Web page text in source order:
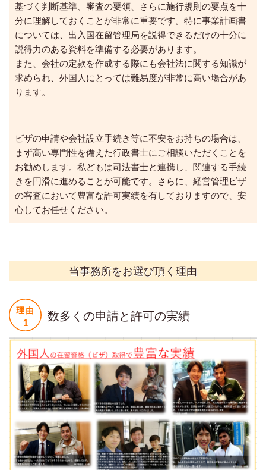
基づく判断基準、審査の要領、さらに施行規則の要点を十
分に理解しておくことが非常に重要です。特に事業計画書
については、出入国在留管理局を説得できるだけの十分に
説得力のある資料を準備する必要があります。
また、会社の定款を作成する際にも会社法に関する知識が
求められ、外国人にとっては難易度が非常に高い場合があ
ります。
ビザの申請や会社設立手続き等に不安をお持ちの場合は、
まず高い専門性を備えた行政書士にご相談いただくことを
お勧めします。私どもは司法書士と連携し、関連する手続
きを円滑に進めることが可能です。さらに、経営管理ビザ
の審査において豊富な許可実績を有しておりますので、安
心してお任せください。
当事務所をお選び頂く理由
数多くの申請と許可の実績